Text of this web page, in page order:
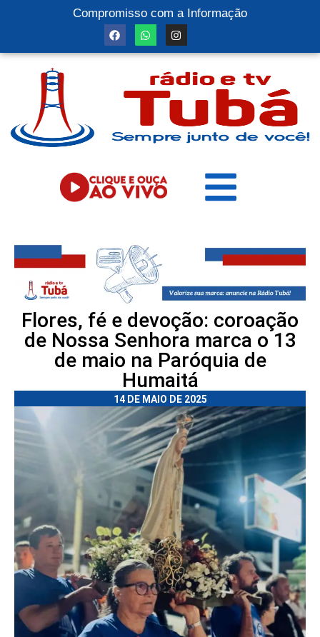
Compromisso com a Informação
Flores, fé e devoção: coroação
de Nossa Senhora marca o 13
de maio na Paróquia de
Humaitá
14 DE MAIO DE 2025